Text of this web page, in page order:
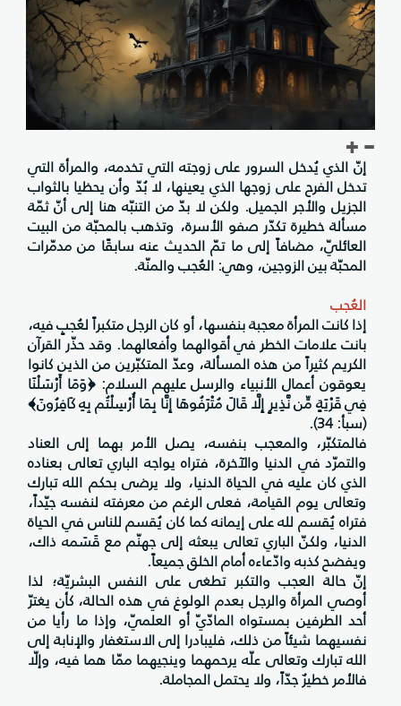
إنّ الذي يُدخل السرور على زوجته التي تخدمه، والمرأة التي
تدخل الفرح على زوجها الذي يعينها، لا بُدّ وأن يحظيا بالثواب
الجزيل والأجر الجميل. ولكن لا بدّ من التنبّه هنا إلى أنّ ثمّة
مسألة خطيرة تكدّر صفو الأسرة، وتذهب بالمحبّة من البيت
العائليّ، مضافاً إلى ما تمّ الحديث عنه سابقًا من مدمّرات
المحبّة بين الزوجين، وهي: العُجب والمنّة.
العُجب
إذا كانت المرأة معجبة بنفسها، أو كان الرجل متكبراً لعُجبٍ فيه،
بانت علامات الخطر في أقوالهما وأفعالهما. وقد حذّر القرآن
الكريم كثيراً من هذه المسألة، وعدّ المتكبّرين من الذين كانوا
يعوقون أعمال الأنبياء والرسل عليهم السلام: ﴿وَمَا أَرْسَلْنَا
فِي قَرْيَةٍ مِّن نَّذِيرٍ إِلَّا قَالَ مُتْرَفُوهَا إِنَّا بِمَا أُرْسِلْتُم بِهِ كَافِرُونَ﴾
(سبأ: 34).
فالمتكبّر، والمعجب بنفسه، يصل الأمر بهما إلى العناد
والتمرّد في الدنيا والآخرة، فتراه يواجه الباري تعالى بعناده
الذي كان عليه في الحياة الدنيا، ولا يرضى بحكم الله تبارك
وتعالى يوم القيامة، فعلى الرغم من معرفته لنفسه جيّداً،
فتراه يُقسم لله على إيمانه كما كان يُقسم للناس في الحياة
الدنيا، ولكنّ الباري تعالى يبعثه إلى جهنّم مع قَسَمه ذاك،
ويفضح كذبه وادّعاءه أمام الخلق جميعاً.
إنّ حالة العجب والتكبر تطغى على النفس البشريّة؛ لذا
أوصي المرأة والرجل بعدم الولوغ في هذه الحالة، كأن يغترّ
أحد الطرفين بمستواه المادّيّ أو العلميّ، وإذا ما رأيا من
نفسيهما شيئاً من ذلك، فليبادرا إلى الاستغفار والإنابة إلى
الله تبارك وتعالى علّه يرحمهما وينجيهما ممّا هما فيه، وإلّا
فالأمر خطيرٌ جدّاً، ولا يحتمل المجاملة.